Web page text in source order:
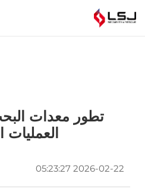
تطور معدات
العمليات
2026-02-22 05:23:27